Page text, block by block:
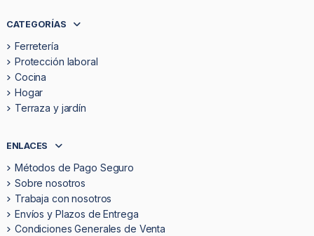
CATEGORÍAS
Ferretería
Protección laboral
Cocina
Hogar
Terraza y jardín
ENLACES
Métodos de Pago Seguro
Sobre nosotros
Trabaja con nosotros
Envíos y Plazos de Entrega
Condiciones Generales de Venta